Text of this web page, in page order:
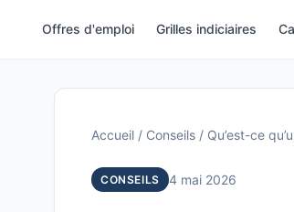
Offres d'emploi Grilles indiciaires
Accueil / Conseils / Qu’est-ce
CONSEILS 4 mai 2026